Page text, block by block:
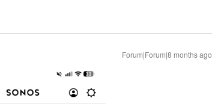
Forum|Forum|8 months ago